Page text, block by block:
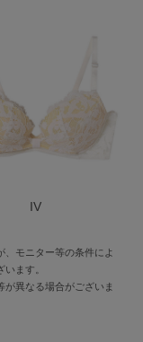
IV
モニター等の条件によ
ます。
が異なる場合がございま